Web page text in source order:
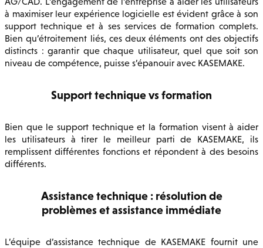
à maximiser leur expérience logicielle est évident grâce à son
support technique et à ses services de formation complets.
Bien qu’étroitement liés, ces deux éléments ont des objectifs
distincts : garantir que chaque utilisateur, quel que soit son
niveau de compétence, puisse s’épanouir avec KASEMAKE.
Support technique vs formation
Bien que le support technique et la formation visent à aider
les utilisateurs à tirer le meilleur parti de KASEMAKE, ils
remplissent différentes fonctions et répondent à des besoins
différents.
Assistance technique : résolution de
problèmes et assistance immédiate
L’équipe d’assistance technique de KASEMAKE fournit une